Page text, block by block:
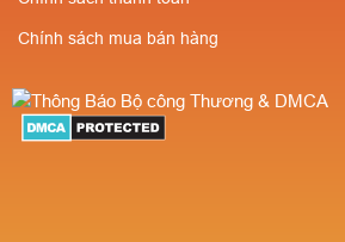
Chính sách mua bán hàng